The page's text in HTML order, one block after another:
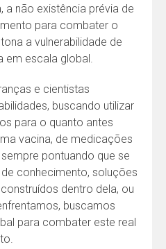
a não existência prévia de
para combater o
a vulnerabilidade de
em escala global.
e cientistas
buscando utilizar
para o quanto antes
vacina, de medicações
pontuando que se
conhecimento, soluções
dentro dela, ou
buscamos
para combater este real